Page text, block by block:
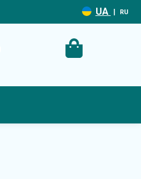
UA | RU